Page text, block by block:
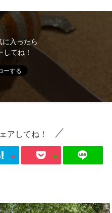
入ったら
してね！
アしてね！